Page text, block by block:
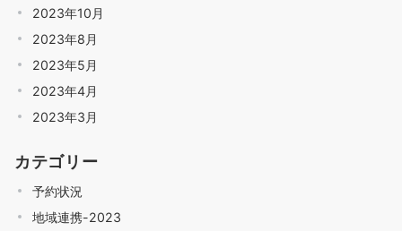
2023年10月
2023年8月
2023年5月
2023年4月
2023年3月
カテゴリー
予約状況
地域連携-2023